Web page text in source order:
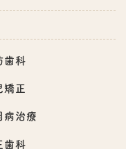
歯科
矯正
病治療
歯科